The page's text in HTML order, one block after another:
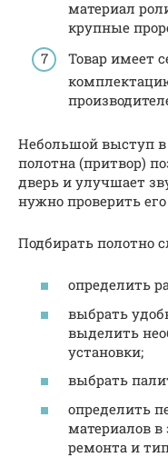
материал
крупные
Товар имеет
Небольшой выступ в
полотна (притвор)
дверь и улучшает
нужно проверить
Подбирать полотно
определить
выбрать
выделить
установки;
выбрать
определить
материалов
ремонта и